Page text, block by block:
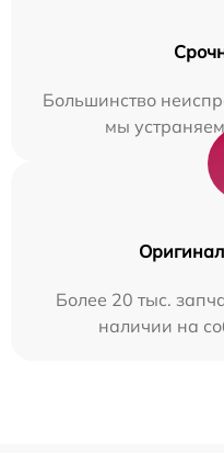
Большинство
мы
Более 20 тыс.
наличии на